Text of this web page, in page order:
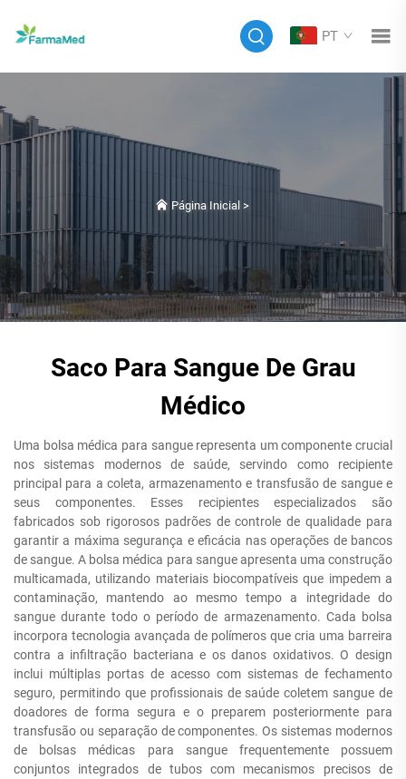
PT
Página Inicial>
Saco Para Sangue De Grau
Médico
Uma bolsa médica para sangue representa um componente crucial
nos sistemas modernos de saúde, servindo como recipiente
principal para a coleta, armazenamento e transfusão de sangue e
seus componentes. Esses recipientes especializados são
fabricados sob rigorosos padrões de controle de qualidade para
garantir a máxima segurança e eficácia nas operações de bancos
de sangue. A bolsa médica para sangue apresenta uma construção
multicamada, utilizando materiais biocompatíveis que impedem a
contaminação, mantendo ao mesmo tempo a integridade do
sangue durante todo o período de armazenamento. Cada bolsa
incorpora tecnologia avançada de polímeros que cria uma barreira
contra a infiltração bacteriana e os danos oxidativos. O design
inclui múltiplas portas de acesso com sistemas de fechamento
seguro, permitindo que profissionais de saúde coletem sangue de
doadores de forma segura e o preparem posteriormente para
transfusão ou separação de componentes. Os sistemas modernos
de bolsas médicas para sangue frequentemente possuem
conjuntos integrados de tubos com mecanismos precisos de